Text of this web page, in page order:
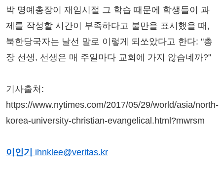
박 명예총장이 재임시절 그 학습 때문에 학생들이 과
제를 작성할 시간이 부족하다고 불만을 표시했을 때,
북한당국자는 날선 말로 이렇게 되쏘았다고 한다: "총
장 선생, 선생은 매 주일마다 교회에 가지 않습네까?"
기사출처:
https://www.nytimes.com/2017/05/29/world/asia/north-
korea-university-christian-evangelical.html?mwrsm
이인기 ihnklee@veritas.kr